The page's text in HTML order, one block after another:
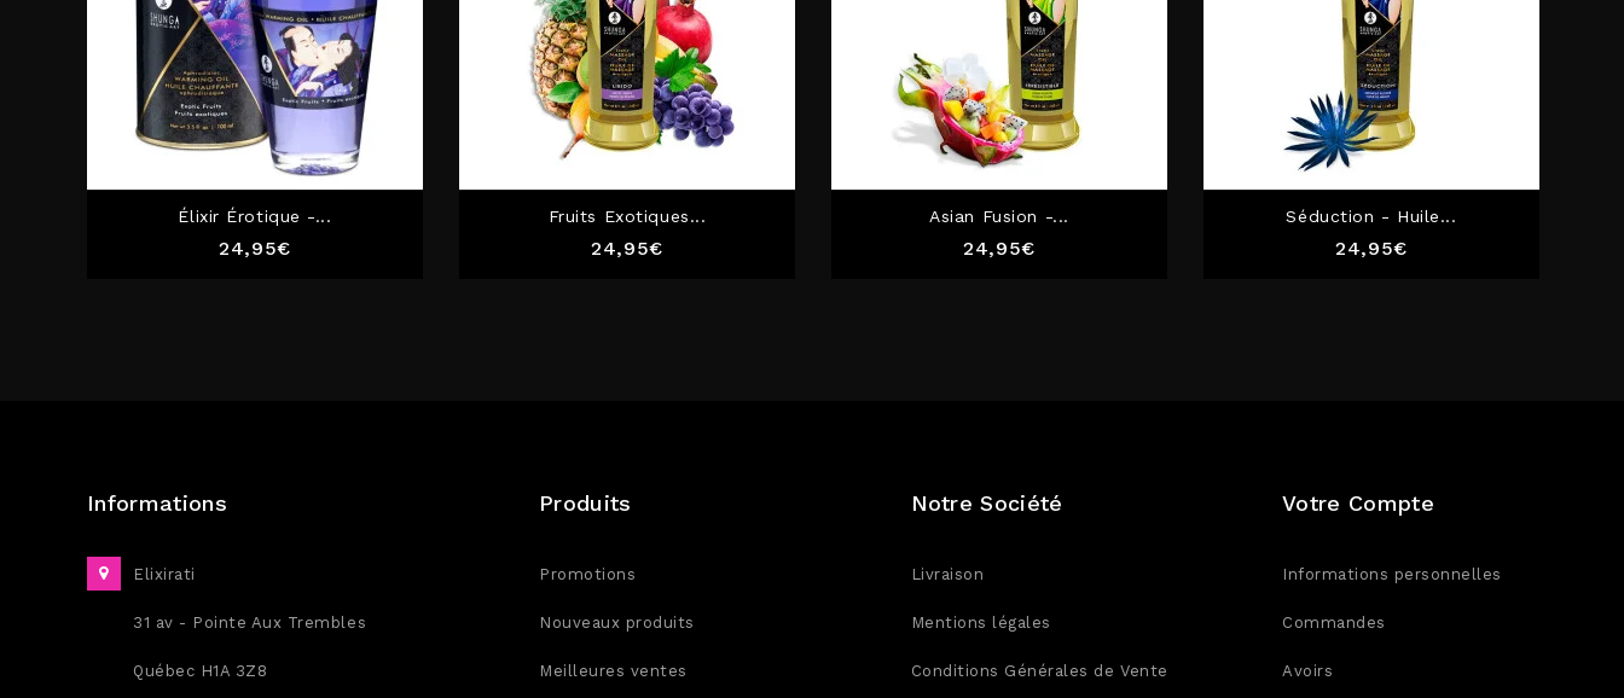
Élixir Érotique -...
24,95€Prix
Fruits Exotiques...
24,95€Prix
Asian Fusion -...
24,95€Prix
Séduction - Huile...
24,95€Prix
Informations
Elixirati
31 av - Pointe Aux Trembles
Québec H1A 3Z8
Produits
Promotions
Nouveaux produits
Meilleures ventes
Notre Société
Livraison
Mentions légales
Conditions Générales de Vente
Votre Compte
Informations personnelles
Commandes
Avoirs